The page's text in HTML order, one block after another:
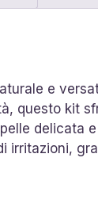
e
questo kit
delicata
irritazioni,